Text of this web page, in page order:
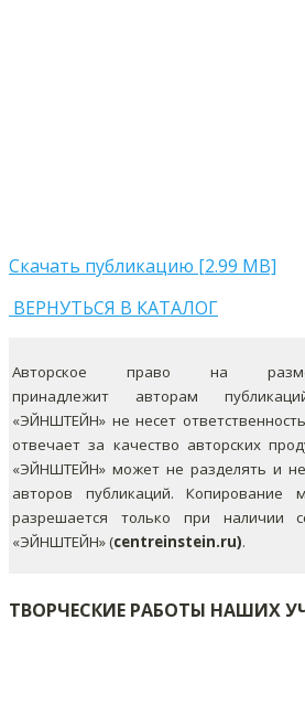
Скачать публикацию [2.99 MB]
ВЕРНУТЬСЯ В КАТАЛОГ
Авторское право на
принадлежит авторам
«ЭЙНШТЕЙН» не несет
отвечает за качество авторских
«ЭЙНШТЕЙН» может не разделять и
авторов публикаций. Копирование
разрешается только при наличии
«ЭЙНШТЕЙН» (centreinstein.ru).
ТВОРЧЕСКИЕ РАБОТЫ НАШИХ